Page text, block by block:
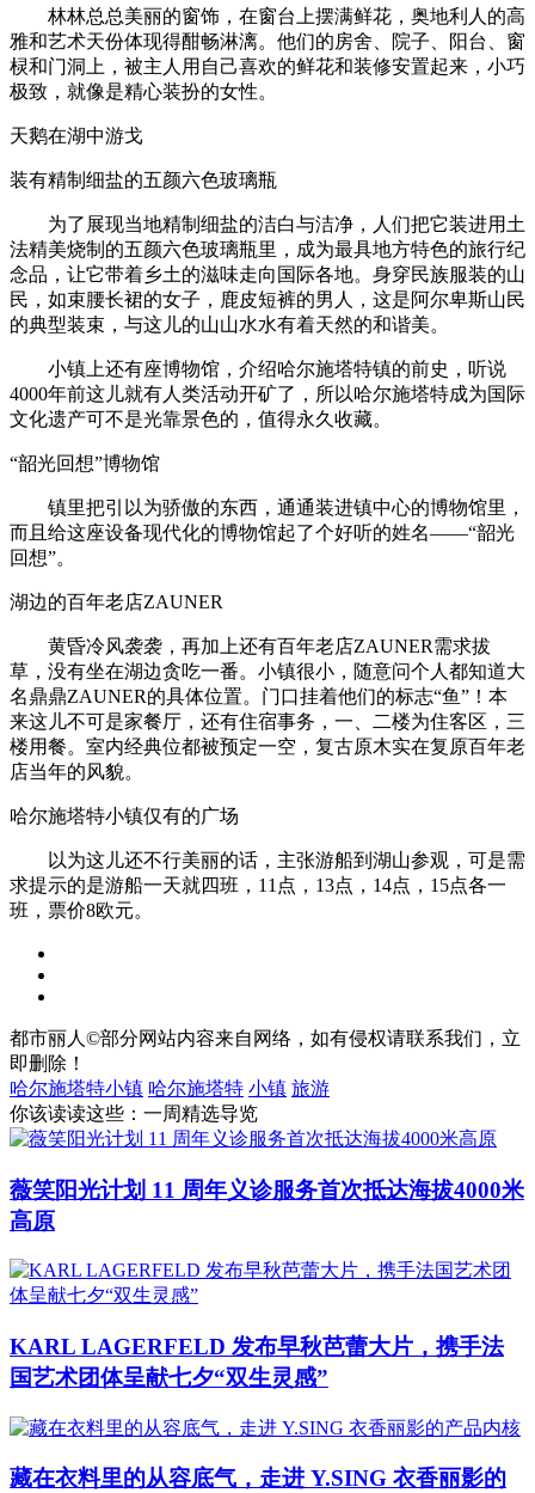
林林总总美丽的窗饰，在窗台上摆满鲜花，奥地利人的高
雅和艺术天份体现得酣畅淋漓。他们的房舍、院子、阳台、窗
棂和门洞上，被主人用自己喜欢的鲜花和装修安置起来，小巧
极致，就像是精心装扮的女性。
天鹅在湖中游戈
装有精制细盐的五颜六色玻璃瓶
为了展现当地精制细盐的洁白与洁净，人们把它装进用土
法精美烧制的五颜六色玻璃瓶里，成为最具地方特色的旅行纪
念品，让它带着乡土的滋味走向国际各地。身穿民族服装的山
民，如束腰长裙的女子，鹿皮短裤的男人，这是阿尔卑斯山民
的典型装束，与这儿的山山水水有着天然的和谐美。
小镇上还有座博物馆，介绍哈尔施塔特镇的前史，听说
4000年前这儿就有人类活动开矿了，所以哈尔施塔特成为国际
文化遗产可不是光靠景色的，值得永久收藏。
“韶光回想”博物馆
镇里把引以为骄傲的东西，通通装进镇中心的博物馆里，
而且给这座设备现代化的博物馆起了个好听的姓名——“韶光
回想”。
湖边的百年老店ZAUNER
黄昏冷风袭袭，再加上还有百年老店ZAUNER需求拔
草，没有坐在湖边贪吃一番。小镇很小，随意问个人都知道大
名鼎鼎ZAUNER的具体位置。门口挂着他们的标志“鱼”！本
来这儿不可是家餐厅，还有住宿事务，一、二楼为住客区，三
楼用餐。室内经典位都被预定一空，复古原木实在复原百年老
店当年的风貌。
哈尔施塔特小镇仅有的广场
以为这儿还不行美丽的话，主张游船到湖山参观，可是需
求提示的是游船一天就四班，11点，13点，14点，15点各一
班，票价8欧元。
都市丽人©部分网站内容来自网络，如有侵权请联系我们，立
即删除！
哈尔施塔特小镇 哈尔施塔特 小镇 旅游
你该读读这些：一周精选导览
薇笑阳光计划 11 周年义诊服务首次抵达海拔4000米
高原
KARL LAGERFELD 发布早秋芭蕾大片，携手法
国艺术团体呈献七夕“双生灵感”
藏在衣料里的从容底气，走进 Y.SING 衣香丽影的